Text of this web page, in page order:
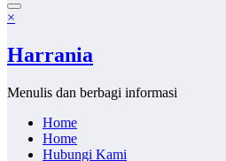
×
Harrania
Menulis dan berbagi informasi
Home
Home
Hubungi Kami